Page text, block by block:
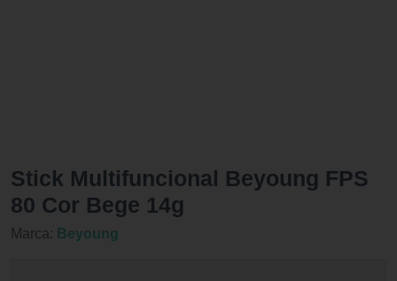
Stick Multifuncional Beyoung FPS
80 Cor Bege 14g
Marca: Beyoung